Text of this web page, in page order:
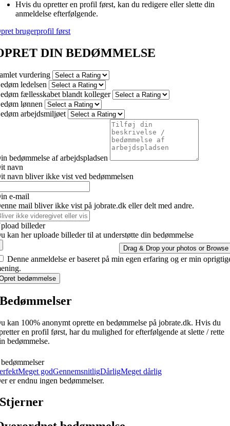
Hvis du opretter en profil først, kan du redigere eller slette din
anmeldelse efterfølgende.
brugerprofil først
DIN BEDØMMELSE
vurdering
ledelsen
fællesskabet blandt kolleger
lønnen
arbejdsmiljøet
bedømmelse af arbejdspladsen
navn
navn bliver ikke vist ved bedømmelsen
e-mail
mail bliver ikke vist på jobrate.dk eller delt med andre.
billeder
kan her uploade billeder til at understøtte din bedømmelse
Drag & Drop your photos or Browse
Denne anmeldelse er baseret på min egen erfaring og er min
bedømmelse
Bedømmelser
kan 100% anonymt oprette en bedømmelse på jobrate.dk. Hvis du
en profil først, har du mulighed for efterfølgende at slette / rette
bedømmelse.
Meget godGennemsnitligDårligMeget dårlig
er endnu ingen bedømmelser.
Stjerner